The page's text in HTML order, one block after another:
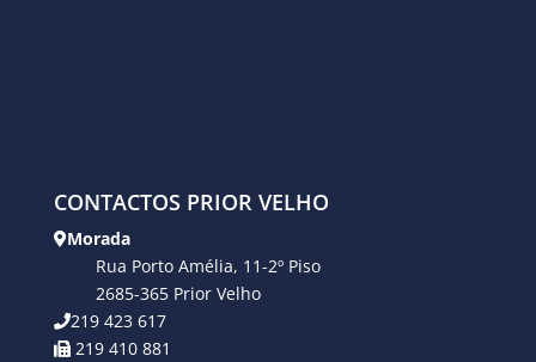
CONTACTOS PRIOR VELHO
Morada
Rua Porto Amélia, 11-2º Piso
2685-365 Prior Velho
219 423 617
219 410 881